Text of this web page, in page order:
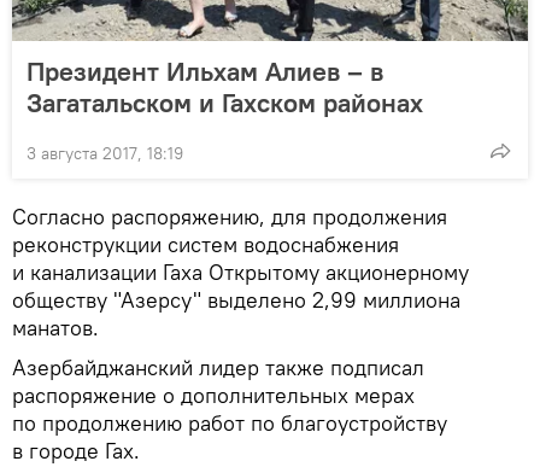
Президент Ильхам Алиев – в
Загатальском и Гахском районах
3 августа 2017, 18:19
Согласно распоряжению, для продолжения
реконструкции систем водоснабжения
и канализации Гаха Открытому акционерному
обществу "Азерсу" выделено 2,99 миллиона
манатов.
Азербайджанский лидер также подписал
распоряжение о дополнительных мерах
по продолжению работ по благоустройству
в городе Гах.